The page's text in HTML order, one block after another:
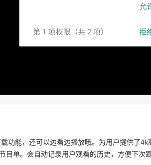
功能，还可以边看边播放哦。为用户提供了
目单。会自动记录用户观看的历史，方便下次